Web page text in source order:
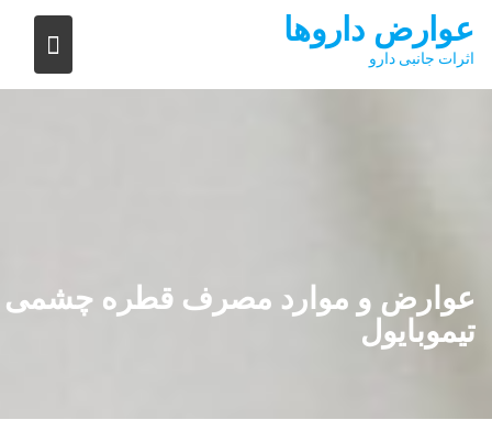
p
عوارض داروها
اثرات جانبی دارو
عوارض و موارد مصرف قطره چشمی
تیموبایول